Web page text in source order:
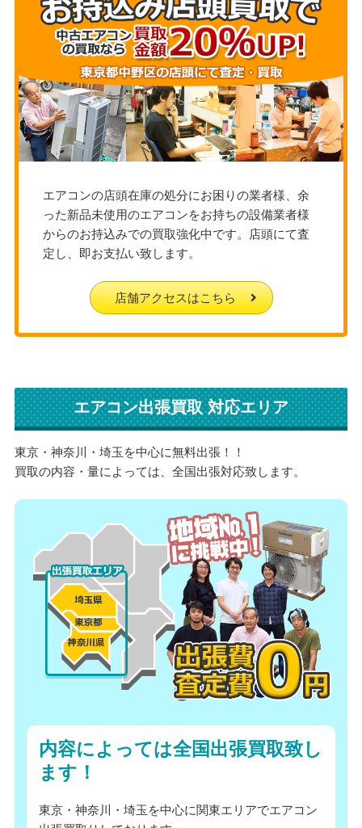
エアコンの店頭在庫の処分にお困りの業者様、余
った新品未使用のエアコンをお持ちの設備業者様
からのお持込みでの買取強化中です。店頭にて査
定し、即お支払い致します。
店舗アクセスはこちら
エアコン出張買取 対応エリア
東京・神奈川・埼玉を中心に無料出張！！
買取の内容・量によっては、全国出張対応致します。
内容によっては全国出張買取致し
ます！
東京・神奈川・埼玉を中心に関東エリアでエアコン